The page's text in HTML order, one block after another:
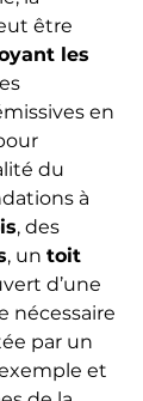
être
les
en
du
à
, des
, un toit
d’une
nécessaire
par un
et